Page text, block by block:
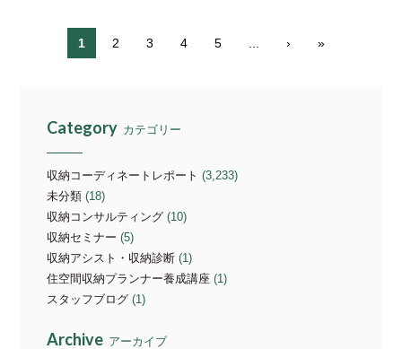
1 2 3 4 5 › »
Category カテゴリー
収納コーディネートレポート (3,233)
未分類 (18)
収納コンサルティング (10)
収納セミナー (5)
収納アシスト・収納診断 (1)
住空間収納プランナー養成講座 (1)
スタッフブログ (1)
Archive アーカイブ